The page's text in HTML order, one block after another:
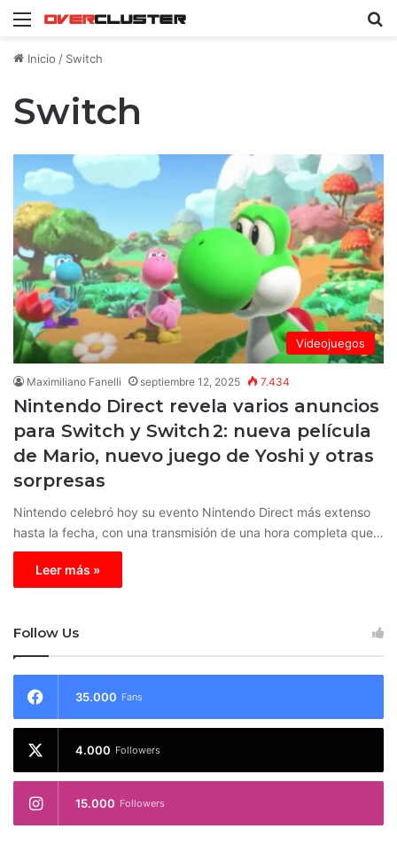
Menú
Inicio / Switch
Switch
Videojuegos
Maximiliano Fanelli septiembre 12, 2025 7.434
Nintendo Direct revela varios anuncios
para Switch y Switch 2: nueva película
de Mario, nuevo juego de Yoshi y otras
sorpresas
Nintendo celebró hoy su evento Nintendo Direct más extenso
hasta la fecha, con una transmisión de una hora completa que…
Leer más »
Follow Us
35.000 Fans
4.000 Followers
15.000 Followers